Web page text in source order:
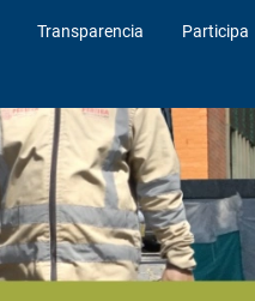
Transparencia Participa